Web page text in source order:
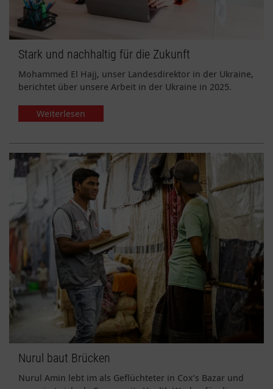
Stark und nachhaltig für die Zukunft
Mohammed El Hajj, unser Landesdirektor in der Ukraine,
berichtet über unsere Arbeit in der Ukraine in 2025.
Weiterlesen
Nurul baut Brücken
Nurul Amin lebt im als Geflüchteter in Cox’s Bazar und